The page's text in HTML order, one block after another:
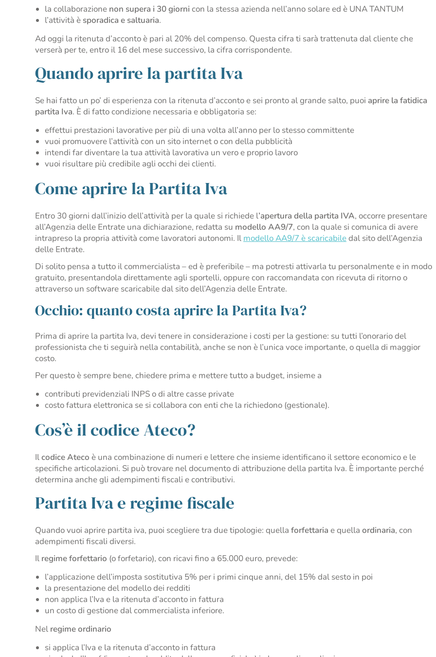
la collaborazione non supera i 30 giorni con la stessa azienda nell’anno solare ed è UNA TANTUM
l’attività è sporadica e saltuaria.
Ad oggi la ritenuta d’acconto è pari al 20% del compenso. Questa cifra ti sarà trattenuta dal cliente che
verserà per te, entro il 16 del mese successivo, la cifra corrispondente.
Quando aprire la partita Iva
Se hai fatto un po’ di esperienza con la ritenuta d’acconto e sei pronto al grande salto, puoi aprire la fatidica
partita Iva. È di fatto condizione necessaria e obbligatoria se:
effettui prestazioni lavorative per più di una volta all’anno per lo stesso committente
vuoi promuovere l’attività con un sito internet o con della pubblicità
intendi far diventare la tua attività lavorativa un vero e proprio lavoro
vuoi risultare più credibile agli occhi dei clienti.
Come aprire la Partita Iva
Entro 30 giorni dall’inizio dell’attività per la quale si richiede l’apertura della partita IVA, occorre presentare
all’Agenzia delle Entrate una dichiarazione, redatta su modello AA9/7, con la quale si comunica di avere
intrapreso la propria attività come lavoratori autonomi. Il modello AA9/7 è scaricabiledal sito dell’Agenzia
delle Entrate.
Di solito pensa a tutto il commercialista – ed è preferibile – ma potresti attivarla tu personalmente e in modo
gratuito, presentandola direttamente agli sportelli, oppure con raccomandata con ricevuta di ritorno o
attraverso un software scaricabile dal sito dell’Agenzia delle Entrate.
Occhio: quanto costa aprire la Partita Iva?
Prima di aprire la partita Iva, devi tenere in considerazione i costi per la gestione: su tutti l’onorario del
professionista che ti seguirà nella contabilità, anche se non è l’unica voce importante, o quella di maggior
costo.
Per questo è sempre bene, chiedere prima e mettere tutto a budget, insieme a
contributi previdenziali INPS o di altre casse private
costo fattura elettronica se si collabora con enti che la richiedono (gestionale).
Cos’è il codice Ateco?
Ilcodice Ateco è una combinazione di numeri e lettere che insieme identificano il settore economico e le
specifiche articolazioni. Si può trovare nel documento di attribuzione della partita Iva. È importante perché
determina anche gli adempimenti fiscali e contributivi.
Partita Iva e regime fiscale
Quando vuoi aprire partita iva, puoi scegliere tra due tipologie: quella forfettaria e quella ordinaria, con
adempimenti fiscali diversi.
Il regime forfettario (o forfetario), con ricavi fino a 65.000 euro, prevede:
l’applicazione dell’imposta sostitutiva 5% per i primi cinque anni, del 15% dal sesto in poi
la presentazione del modello dei redditi
non applica l’Iva e la ritenuta d’acconto in fattura
un costo di gestione dal commercialista inferiore.
Nel regime ordinario
si applica l’Iva e la ritenuta d’acconto in fattura